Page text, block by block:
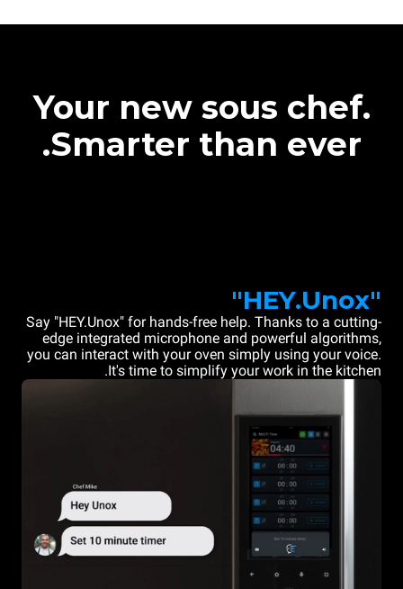
Your new sous chef.
Smarter than ever.
"HEY.Unox"
Say "HEY.Unox" for hands-free help. Thanks to a cutting-
edge integrated microphone and powerful algorithms,
you can interact with your oven simply using your voice.
It's time to simplify your work in the kitchen.